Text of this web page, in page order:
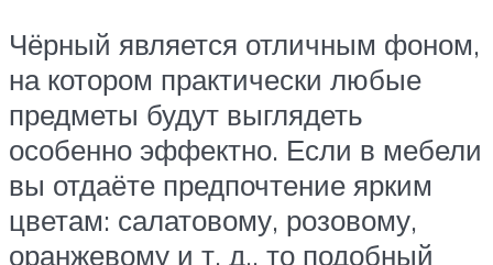
Чёрный является отличным фоном,
на котором практически любые
предметы будут выглядеть
особенно эффектно. Если в мебели
вы отдаёте предпочтение ярким
цветам: салатовому, розовому,
оранжевому и т. д., то подобный